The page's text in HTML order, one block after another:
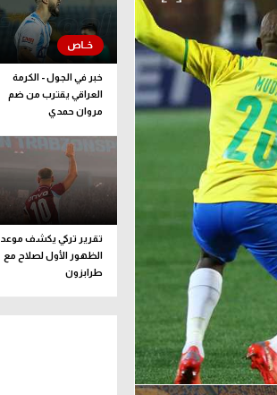
أمريكا
ركن الألعاب
خبر في الجول - الكرمة
العراقي يقترب من ضم
مروان حمدي
تقرير تركي يكشف موعد
الظهور الأول لصلاح مع
طرابزون